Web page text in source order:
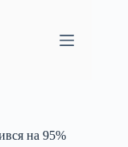
на 95%